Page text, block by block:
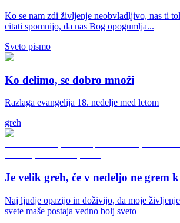
Ko se nam zdi življenje neobvladljivo, nas ti
citati spomnijo, da nas Bog opogumlja...
Sveto pismo
Ko delimo, se dobro množi
Razlaga evangelija 18. nedelje med letom
greh
Je velik greh, če v nedeljo ne grem
Naj ljudje opazijo in doživijo, da moje
svete maše postaja vedno bolj sveto